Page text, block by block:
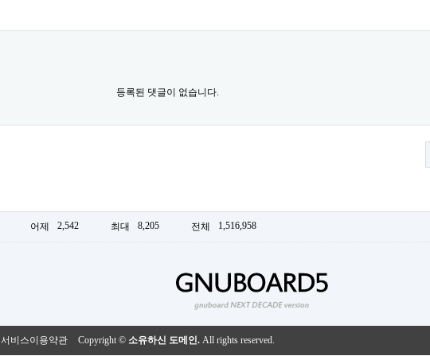
등록된 댓글이 없습니다.
어제 2,542 최대 8,205 전체 1,516,958
서비스이용약관 Copyright © 소유하신 도메인. All rights reserved.